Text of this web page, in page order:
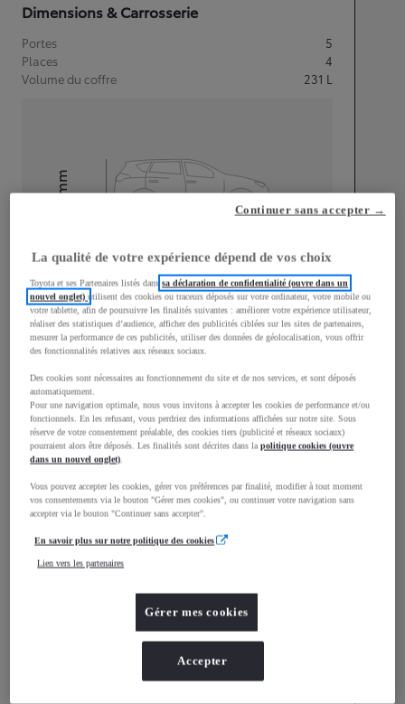
Dimensions & Carrosserie
Portes
5
Places
4
Volume du coffre
231 L
Longueur
3 776mm
mm
Consommation mixte
Consommation mixte
Accélération 0-100km/h
La qualité de votre expérience dépend de vos choix
Toyota et ses Partenaires listés danssa déclaration de confidentialité (ouvre dans un
nouvel onglet)utilisent des cookies ou traceurs déposés sur votre ordinateur, votre mobile ou
votre tablette, afin de poursuivre les finalités suivantes : améliorer votre expérience utilisateur,
réaliser des statistiques d’audience, afficher des publicités ciblées sur les sites de partenaires,
mesurer la performance de ces publicités, utiliser des données de géolocalisation, vous offrir
des fonctionnalités relatives aux réseaux sociaux.
Des cookies sont nécessaires au fonctionnement du site et de nos services, et sont déposés
automatiquement.
Pour une navigation optimale, nous vous invitons à accepter les cookies de performance et/ou
fonctionnels. En les refusant, vous perdriez des informations affichées sur notre site. Sous
réserve de votre consentement préalable, des cookies tiers (publicité et réseaux sociaux)
pourraient alors être déposés. Les finalités sont décrites dans lapolitique cookies (ouvre
dans un nouvel onglet).
Vous pouvez accepter les cookies, gérer vos préférences par finalité, modifier à tout moment
vos consentements via le bouton "Gérer mes cookies", ou continuer votre navigation sans
accepter via le bouton "Continuer sans accepter".
En savoir plus sur notre politique des cookies
Lien vers les partenaires
Gérer mes cookies
Continuer sans accepter →
Accepter